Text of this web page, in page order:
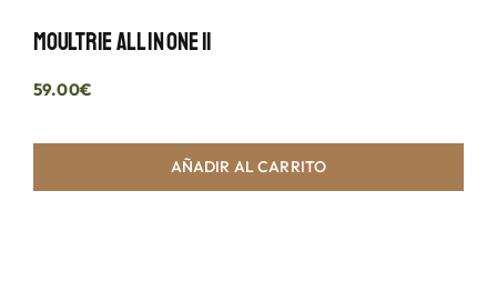
Moultrie All In One II
59.00€
AÑADIR AL CARRITO